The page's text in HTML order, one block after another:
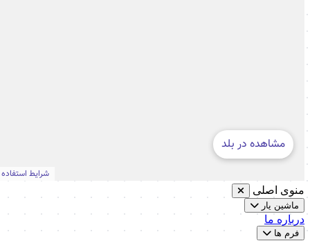
منوی اصلی
ماشین یار
درباره ما
فرم ها